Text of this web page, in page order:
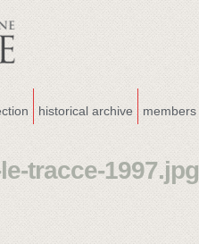
historical archive members
tracce-1997.jpg